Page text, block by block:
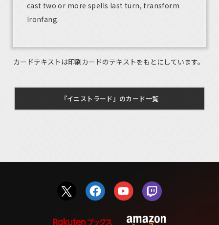
cast two or more spells last turn, transform
Ironfang.
カードテキストは印刷カードのテキストをもとにしています。
『イニストラード』のカード一覧